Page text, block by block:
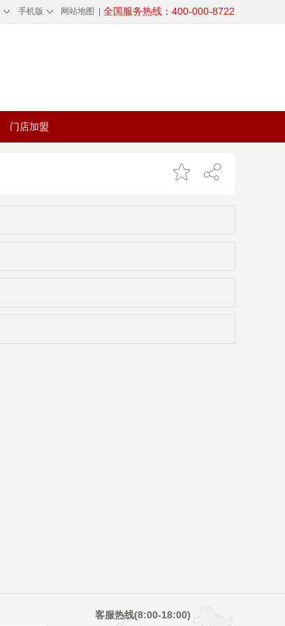
◇ ◇
手机版 网站地图 全国服务热线：400-000-8722
门店加盟
客服热线(8:00-18:00)